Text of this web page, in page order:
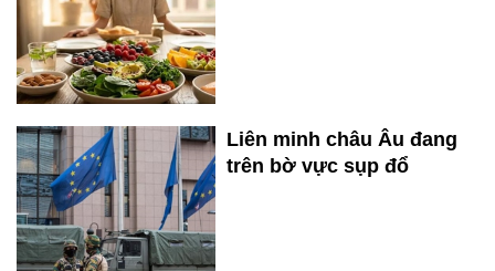
Liên minh châu Âu đang
trên bờ vực sụp đổ